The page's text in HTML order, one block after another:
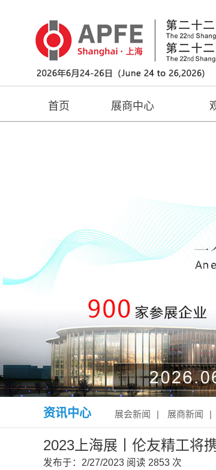
首页 展商中心
资讯中心 展会新闻 | 展商新闻 |
2023上海展丨伦友精工将
发布于：2/27/2023 阅读 2853 次